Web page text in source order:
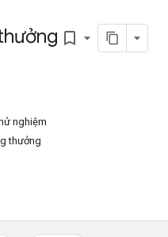
bookmark_border
nghiệm
thưởng